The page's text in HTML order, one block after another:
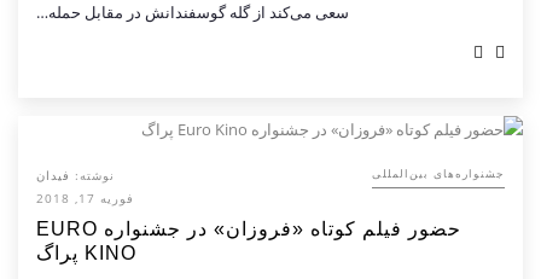
سعی می‌کند از گله گوسفندانش در مقابل حمله…
‌‌جشنواره‌های بین‌المللی نوشته: فیدان
فوریه 17, 2018
حضور فیلم کوتاه «فروزان» در جشنواره EURO
KINO پراگ